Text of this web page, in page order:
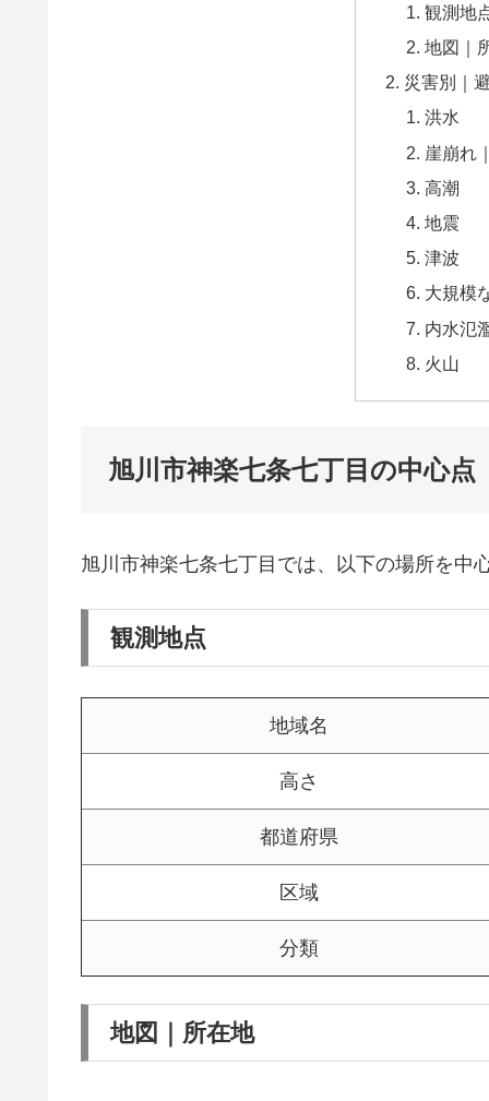
観測地
地図｜
災害別｜
洪水
崖崩れ
高潮
地震
津波
大規模
内水氾
火山
旭川市神楽七条七丁目の中心点
旭川市神楽七条七丁目では、以下の場所を中
観測地点
地域名
高さ
都道府県
区域
分類
地図｜所在地